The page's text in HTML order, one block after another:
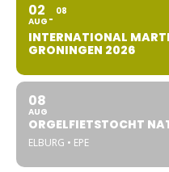
02
AUG
08
INTERNATIONAL
GRONINGEN 2026
08
AUG
ORGELFIETSTOCHT
ELBURG • EPE